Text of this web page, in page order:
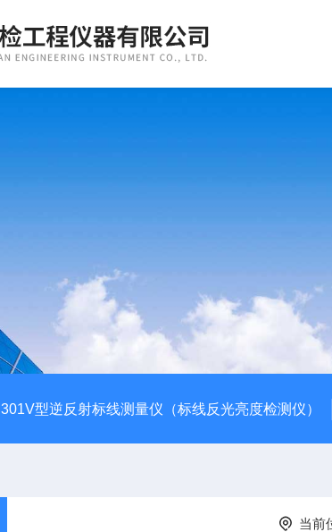
301V型逆反射标线测量仪（标线反光亮度检测仪）
当前